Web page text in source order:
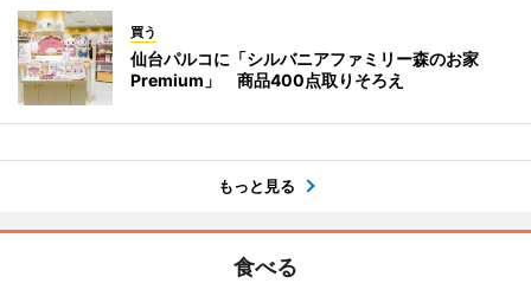
買う
仙台パルコに「シルバニアファミリー森のお家
Premium」 商品400点取りそろえ
もっと見る
食べる